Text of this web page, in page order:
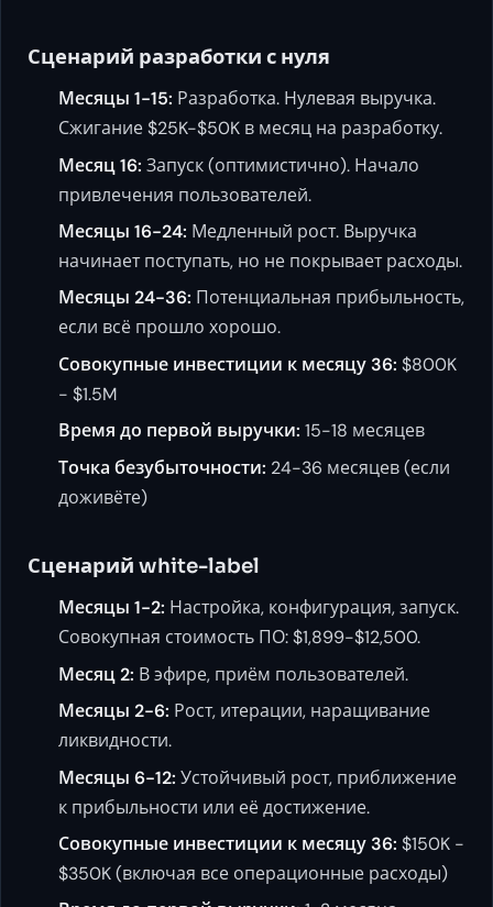
Сценарий разработки с нуля
Месяцы 1-15: Разработка. Нулевая выручка.
Сжигание $25K-$50K в месяц на разработку.
Месяц 16: Запуск (оптимистично). Начало
привлечения пользователей.
Месяцы 16-24: Медленный рост. Выручка
начинает поступать, но не покрывает расходы.
Месяцы 24-36: Потенциальная прибыльность,
если всё прошло хорошо.
Совокупные инвестиции к месяцу 36: $800K
- $1.5M
Время до первой выручки: 15-18 месяцев
Точка безубыточности: 24-36 месяцев (если
доживёте)
Сценарий white-label
Месяцы 1-2: Настройка, конфигурация, запуск.
Совокупная стоимость ПО: $1,899-$12,500.
Месяц 2: В эфире, приём пользователей.
Месяцы 2-6: Рост, итерации, наращивание
ликвидности.
Месяцы 6-12: Устойчивый рост, приближение
к прибыльности или её достижение.
Совокупные инвестиции к месяцу 36: $150K -
$350K (включая все операционные расходы)